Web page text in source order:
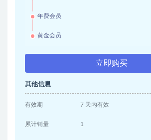
年费会员
黄金会员
立即购买
其他信息
有效期 7 天内有效
累计销量 1